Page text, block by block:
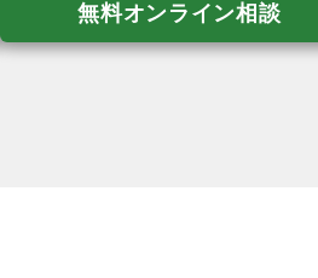
無料オンライン相談